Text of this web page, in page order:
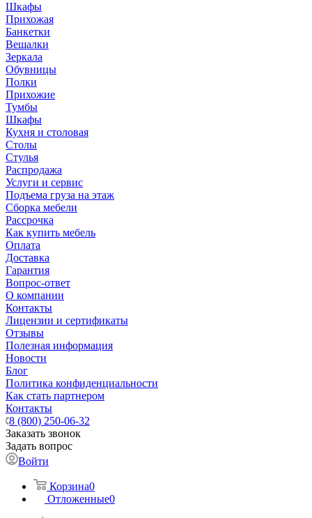
Шкафы
Прихожая
Банкетки
Вешалки
Зеркала
Обувницы
Полки
Прихожие
Тумбы
Шкафы
Кухня и столовая
Столы
Стулья
Распродажа
Услуги и сервис
Подъема груза на этаж
Сборка мебели
Рассрочка
Как купить мебель
Оплата
Доставка
Гарантия
Вопрос-ответ
О компании
Контакты
Лицензии и сертификаты
Отзывы
Полезная информация
Новости
Блог
Политика конфиденциальности
Как стать партнером
Контакты
8 (800) 250-06-32
Заказать звонок
Задать вопрос
Войти
Корзина0
Отложенные0